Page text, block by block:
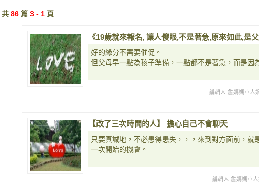
共 86 篇 3 - 1 頁
《19歲就來報名, 讓人傻眼,不是著急,原來如此,是
好的緣分不需要催促。
但父母早一點為孩子準備，一點都不是著急，而是因
編輯人 詹媽媽華人
【改了三次時間的人】 擔心自己不會聊天
只要真誠地，不必患得患失，，，來到對方面前，就
一次開始的機會。
編輯人 詹媽媽華人